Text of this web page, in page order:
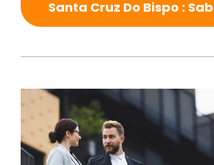
Santa Cruz Do Bispo :